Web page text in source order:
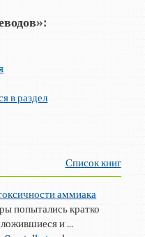
в раздел
Список книг
аммиака
попытались кратко
и ...